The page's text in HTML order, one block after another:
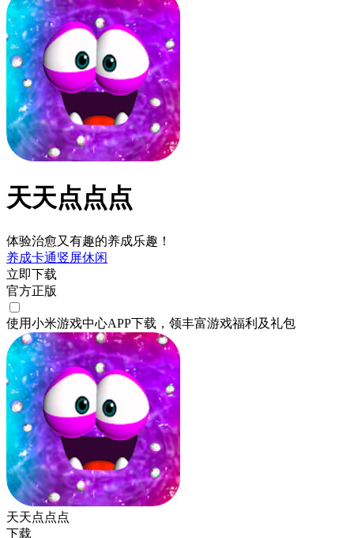
天天点点点
体验治愈又有趣的养成乐趣！
养成卡通竖屏休闲
立即下载
官方正版
使用小米游戏中心APP下载 ，领丰富游戏福利 及礼包
天天点点点
下载